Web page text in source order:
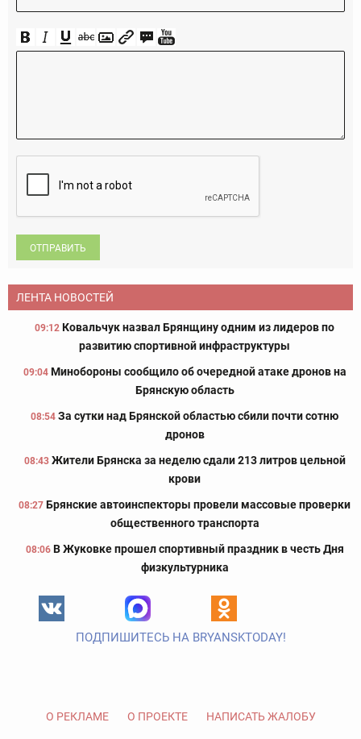
ОТПРАВИТЬ
ЛЕНТА НОВОСТЕЙ
09:12 Ковальчук назвал Брянщину одним из лидеров по
развитию спортивной инфраструктуры
09:04 Минобороны сообщило об очередной атаке дронов на
Брянскую область
08:54 За сутки над Брянской областью сбили почти сотню
дронов
08:43 Жители Брянска за неделю сдали 213 литров цельной
крови
08:27 Брянские автоинспекторы провели массовые проверки
общественного транспорта
08:06 В Жуковке прошел спортивный праздник в честь Дня
физкультурника
ПОДПИШИТЕСЬ НА BRYANSKTODAY!
О РЕКЛАМЕ О ПРОЕКТЕ НАПИСАТЬ ЖАЛОБУ